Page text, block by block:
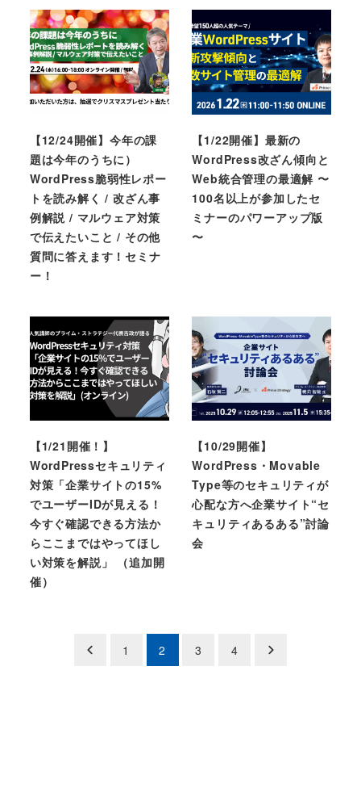
【12/24開催】今年の課
題は今年のうちに）
WordPress脆弱性レポー
トを読み解く / 改ざん事
例解説 / マルウェア対策
で伝えたいこと / その他
質問に答えます！セミナ
ー！
【1/22開催】最新の
WordPress改ざん傾向と
Web統合管理の最適解 〜
100名以上が参加したセ
ミナーのパワーアップ版
〜
【1/21開催！】
WordPressセキュリティ
対策「企業サイトの15%
でユーザーIDが見える！
今すぐ確認できる方法か
らここまではやってほし
い対策を解説」 （追加開
催）
【10/29開催】
WordPress・Movable
Type等のセキュリティが
心配な方へ企業サイト“セ
キュリティあるある”討論
会
1 2 3 4